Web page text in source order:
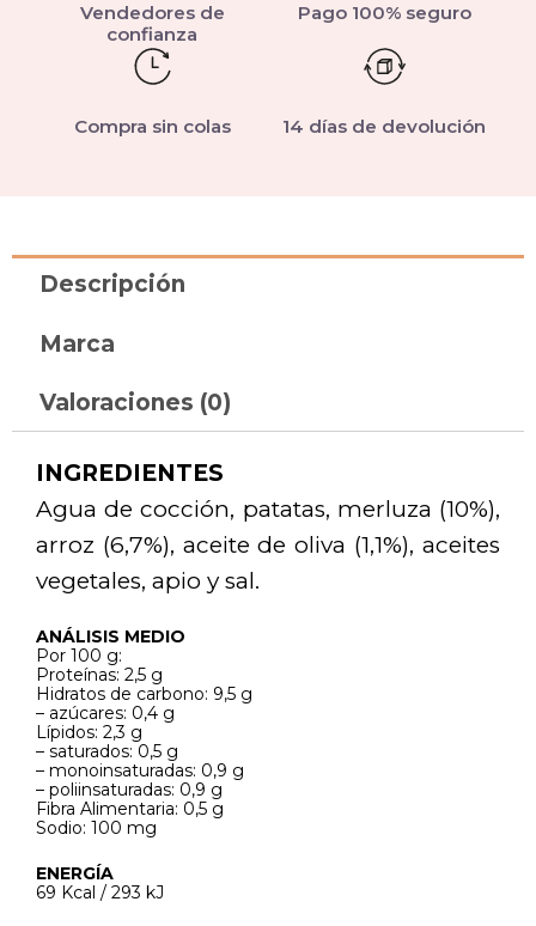
Vendedores de
confianza
Pago 100% seguro
Compra sin colas 14 días de devolución
Descripción
Marca
Valoraciones (0)
INGREDIENTES
Agua de cocción, patatas, merluza (10%),
arroz (6,7%), aceite de oliva (1,1%), aceites
vegetales, apio y sal.
ANÁLISIS MEDIO
Por 100 g:
Proteínas: 2,5 g
Hidratos de carbono: 9,5 g
– azúcares: 0,4 g
Lípidos: 2,3 g
– saturados: 0,5 g
– monoinsaturadas: 0,9 g
– poliinsaturadas: 0,9 g
Fibra Alimentaria: 0,5 g
Sodio: 100 mg
ENERGÍA
69 Kcal / 293 kJ